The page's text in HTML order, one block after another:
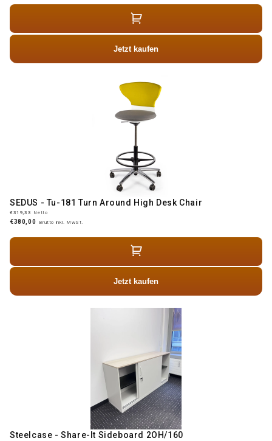
Jetzt kaufen
SEDUS - Tu-181 Turn Around High Desk Chair
€319,33 Netto
€380,00 Brutto inkl. MwSt.
Jetzt kaufen
Steelcase - Share-It Sideboard 2OH/160